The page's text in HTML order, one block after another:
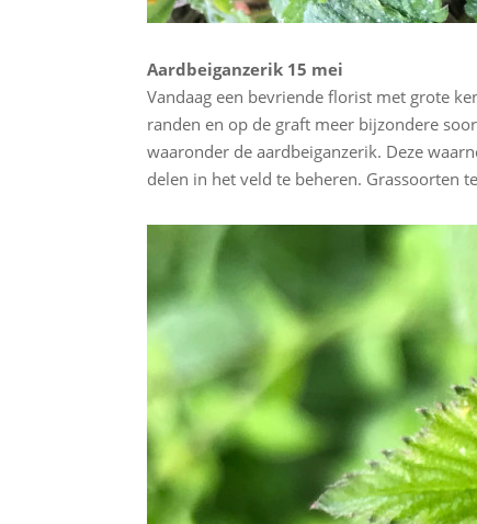
Aardbeiganzerik 15 mei
Vandaag een bevriende florist met grote
randen en op de graft meer bijzondere
waaronder de aardbeiganzerik. Deze
delen in het veld te beheren. Grassoorten